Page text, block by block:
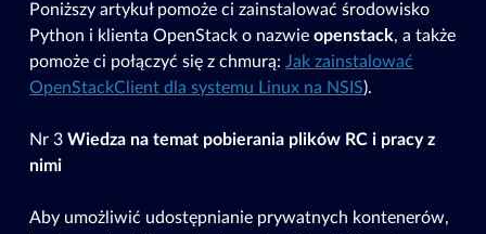
Poniższy artykuł pomoże ci zainstalować środowisko
Python i klienta OpenStack o nazwieopenstack, a także
pomoże ci połączyć się z chmurą:Jak zainstalować
OpenStackClient dla systemu Linux na NSIS).
Nr 3Wiedza na temat pobierania plików RC i pracy z
nimi
Aby umożliwić udostępnianie prywatnych kontenerów,